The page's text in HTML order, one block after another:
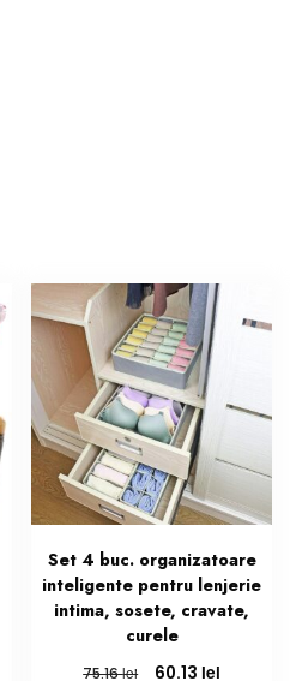
Set 4 buc. organizatoare
inteligente pentru lenjerie
intima, sosete, cravate,
curele
75.16lei
Prețul
60.13 lei